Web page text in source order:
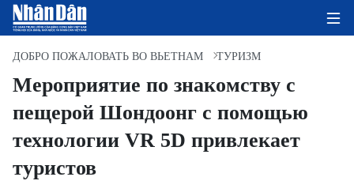
ГЛАВНАЯ СТРАНИЦА
ПОЛИТИКА
ДОБРО ПОЖАЛОВАТЬ ВО ВЬЕТНАМ ТУРИЗМ
Мероприятие по знакомству с
пещерой Шондоонг с помощью
технологии VR 5D привлекает
туристов